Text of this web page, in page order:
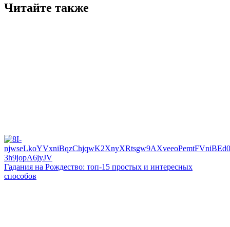
Читайте также
Гадания на Рождество: топ-15 простых и интересных
способов